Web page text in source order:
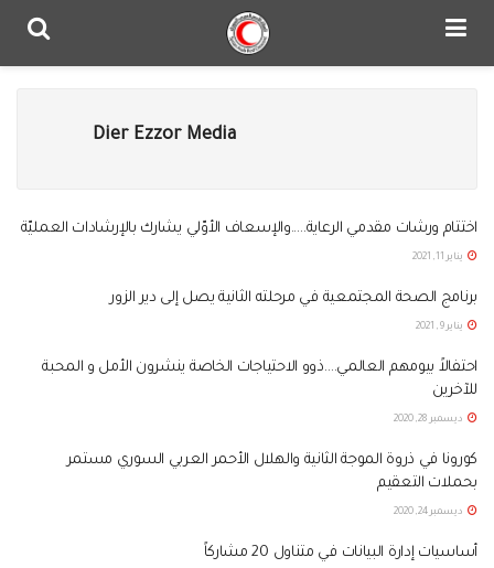
Dier Ezzor Media
اختتام ورشات مقدمي الرعاية…..والإسعاف الأوّلي يشارك بالإرشادات العمليّة
يناير 11, 2021
برنامج الصحة المجتمعية في مرحلته الثانية يصل إلى دير الزور
يناير 9, 2021
احتفالاً بيومهم العالمي….ذوو الاحتياجات الخاصة ينشرون الأمل و المحبة
للآخرين
ديسمبر 28, 2020
كورونا في ذروة الموجة الثانية والهلال الأحمر العربي السوري مستمر
بحملات التعقيم
ديسمبر 24, 2020
أساسيات إدارة البيانات في متناول 20 مشاركاً